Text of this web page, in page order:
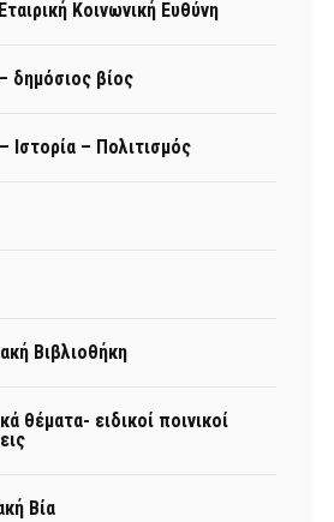
Κοινωνική Ευθύνη
δημόσιος βίος
Ιστορία – Πολιτισμός
Βιβλιοθήκη
θέματα- ειδικοί ποινικοί
Βία